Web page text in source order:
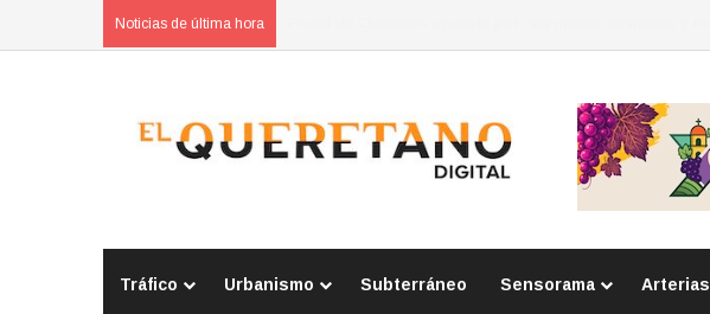
Noticias de última hora
Tráfico Urbanismo Subterráneo Sensorama Arterias